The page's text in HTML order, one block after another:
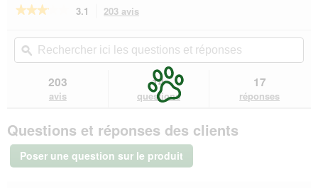
★★★★★
★★★★★
5
les
sur
Meat
Menu
pour
3.1 203 avis
vous
redirigera
vers
les
avis.
Rechercher
ici
les
questions
réponses
ϙ
203
avis
14
questions
17
réponses
Questions et réponses des clients
Poser une question sur le produit